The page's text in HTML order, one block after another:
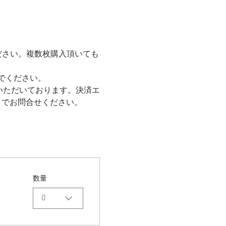
い。複数枚購入頂いても
ださい。
だいております。決済エ
お問合せください。
数量
0